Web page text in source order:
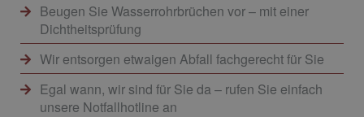
Beugen Sie Wasserrohrbrüchen vor – mit einer
Dichtheitsprüfung
Wir entsorgen etwaigen Abfall fachgerecht für Sie
Egal wann, wir sind für Sie da – rufen Sie einfach
unsere Notfallhotline an